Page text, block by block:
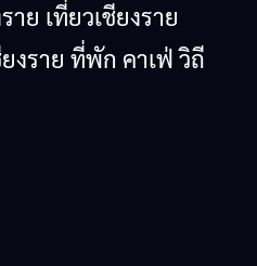
าย เที่ยวเชียงราย
งราย ที่พัก คาเฟ่ วิถี